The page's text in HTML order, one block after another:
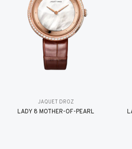
JAQUET DROZ
LADY 8 MOTHER-OF-PEARL